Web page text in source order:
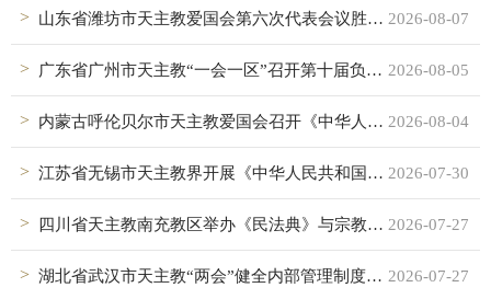
2026-08-07
山东省潍坊市天主教爱国会第六次代表会议胜利召开
2026-08-05
广东省广州市天主教“一会一区”召开第十届负责人第十二次联席会议
2026-08-04
内蒙古呼伦贝尔市天主教爱国会召开《中华人民共和国民族团结进步促进法》专题学习会
2026-07-30
江苏省无锡市天主教界开展《中华人民共和国民族团结进步促进法》集中学习
2026-07-27
四川省天主教南充教区举办《民法典》与宗教法规实务深度解析专题学习班
2026-07-27
湖北省武汉市天主教“两会”健全内部管理制度体系